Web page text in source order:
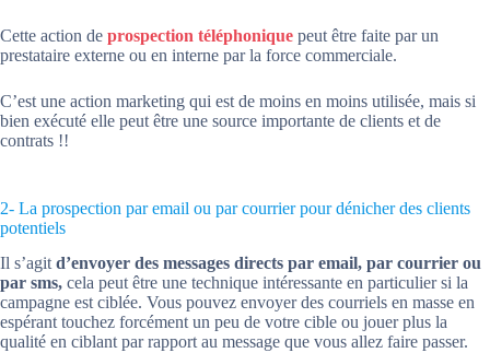
Cette action de prospection téléphonique peut être faite par un
prestataire externe ou en interne par la force commerciale.
C’est une action marketing qui est de moins en moins utilisée, mais si
bien exécuté elle peut être une source importante de clients et de
contrats !!
2- La prospection par email ou par courrier pour dénicher des clients
potentiels
Il s’agitd’envoyer des messages directs par email, par courrier ou
par sms, cela peut être une technique intéressante en particulier si la
campagne est ciblée. Vous pouvez envoyer des courriels en masse en
espérant touchez forcément un peu de votre cible ou jouer plus la
qualité en ciblant par rapport au message que vous allez faire passer.